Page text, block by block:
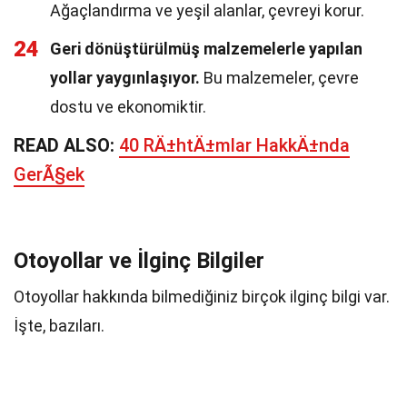
Ağaçlandırma ve yeşil alanlar, çevreyi korur.
24
Geri dönüştürülmüş malzemelerle yapılan
yollar yaygınlaşıyor. Bu malzemeler, çevre
dostu ve ekonomiktir.
READ ALSO: 40 RÄ±htÄ±mlar HakkÄ±nda
GerÃ§ek
Otoyollar ve İlginç Bilgiler
Otoyollar hakkında bilmediğiniz birçok ilginç bilgi var.
İşte, bazıları.